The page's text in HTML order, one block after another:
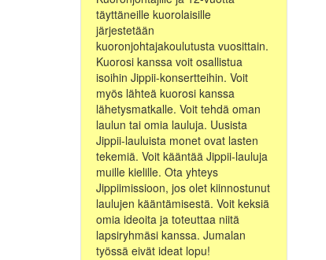
täyttäneille kuorolaisille
järjestetään
kuoronjohtajakoulutusta vuosittain.
Kuorosi kanssa voit osallistua
isoihin Jippii-konsertteihin. Voit
myös lähteä kuorosi kanssa
lähetysmatkalle. Voit tehdä oman
laulun tai omia lauluja. Uusista
Jippii-lauluista monet ovat lasten
tekemiä. Voit kääntää Jippii-lauluja
muille kielille. Ota yhteys
Jippiimissioon, jos olet kiinnostunut
laulujen kääntämisestä. Voit keksiä
omia ideoita ja toteuttaa niitä
lapsiryhmäsi kanssa. Jumalan
työssä eivät ideat lopu!